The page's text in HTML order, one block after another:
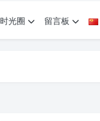
时光圈 留言板